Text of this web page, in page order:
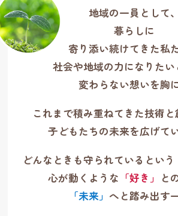
地域の一員として、
暮らしに
寄り添い続けてきた私た
社会や地域の力になりたい
変わらない想いを胸に
これまで積み重ねてきた技術と
子どもたちの未来を広げて
どんなときも守られているという
心が動くような 「好き」
と
「未来」 へと踏み出す